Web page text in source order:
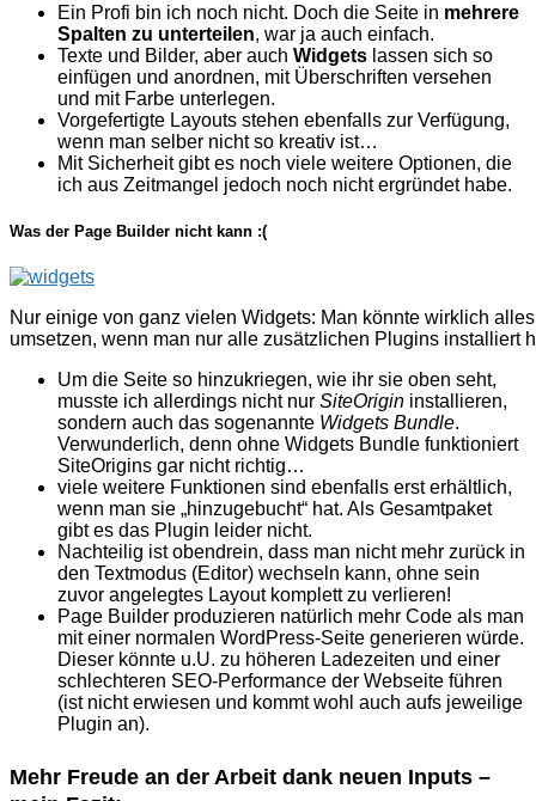
Ein Profi bin ich noch nicht. Doch die Seite in mehrere
Spalten zu unterteilen, war ja auch einfach.
Texte und Bilder, aber auch Widgets lassen sich so
einfügen und anordnen, mit Überschriften versehen
und mit Farbe unterlegen.
Vorgefertigte Layouts stehen ebenfalls zur Verfügung,
wenn man selber nicht so kreativ ist…
Mit Sicherheit gibt es noch viele weitere Optionen, die
ich aus Zeitmangel jedoch noch nicht ergründet habe.
Was der Page Builder nicht kann :(
Nur einige von ganz vielen Widgets: Man könnte wirklich
umsetzen, wenn man nur alle zusätzlichen Plugins installiert
Um die Seite so hinzukriegen, wie ihr sie oben seht,
musste ich allerdings nicht nur SiteOrigin installieren,
sondern auch das sogenannte Widgets Bundle.
Verwunderlich, denn ohne Widgets Bundle funktioniert
SiteOrigins gar nicht richtig…
viele weitere Funktionen sind ebenfalls erst erhältlich,
wenn man sie „hinzugebucht“ hat. Als Gesamtpaket
gibt es das Plugin leider nicht.
Nachteilig ist obendrein, dass man nicht mehr zurück in
den Textmodus (Editor) wechseln kann, ohne sein
zuvor angelegtes Layout komplett zu verlieren!
Page Builder produzieren natürlich mehr Code als man
mit einer normalen WordPress-Seite generieren würde.
Dieser könnte u.U. zu höheren Ladezeiten und einer
schlechteren SEO-Performance der Webseite führen
(ist nicht erwiesen und kommt wohl auch aufs jeweilige
Plugin an).
Mehr Freude an der Arbeit dank neuen Inputs –